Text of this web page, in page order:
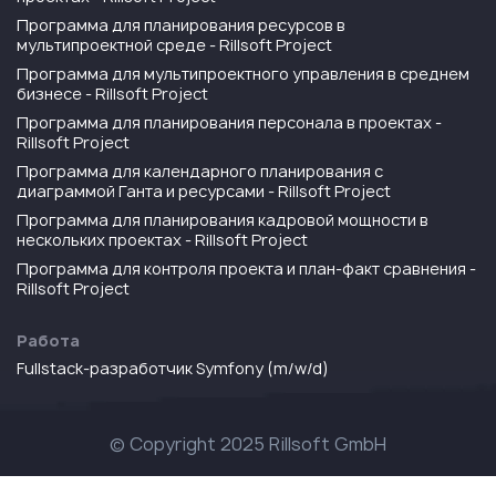
Программа для планирования ресурсов в
мультипроектной среде - Rillsoft Project
Программа для мультипроектного управления в среднем
бизнесе - Rillsoft Project
Программа для планирования персонала в проектах -
Rillsoft Project
Программа для календарного планирования с
диаграммой Ганта и ресурсами - Rillsoft Project
Программа для планирования кадровой мощности в
нескольких проектах - Rillsoft Project
Программа для контроля проекта и план-факт сравнения -
Rillsoft Project
Работа
Fullstack-разработчик Symfony (m/w/d)
© Copyright 2025 Rillsoft GmbH